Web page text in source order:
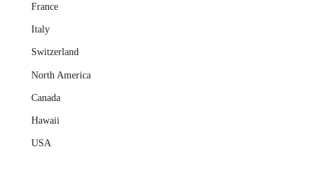
France
Italy
Switzerland
North America
Canada
Hawaii
USA